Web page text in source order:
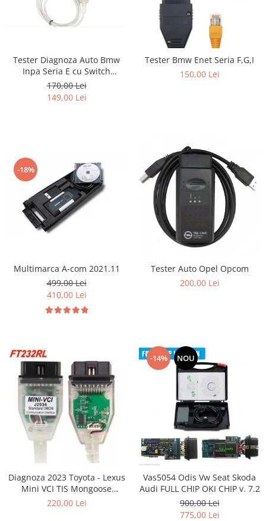
Tester Diagnoza Auto Bmw
Inpa Seria E cu Switch
(comutator)
170,00 Lei
149,00 Lei
Tester Bmw Enet Seria F,G,I
150,00 Lei
-18%
Multimarca A-com 2021.11
499,00 Lei
410,00 Lei
Tester Auto Opel Opcom
200,00 Lei
Diagnoza 2023 Toyota - Lexus
Mini VCI TIS Mongoose
Techstream v16
220,00 Lei
-14% NOU
Vas5054 Odis Vw Seat Skoda
Audi FULL CHIP OKI CHIP v. 7.2
900,00 Lei
775,00 Lei